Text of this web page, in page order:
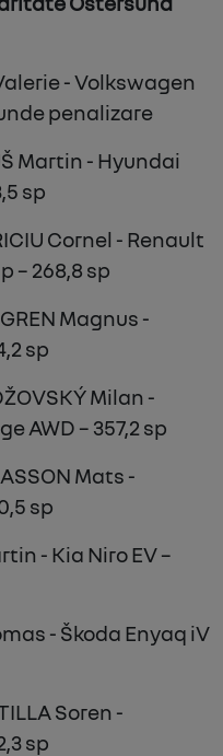
- Volkswagen
penalizare
Martin - Hyundai
sp
Cornel - Renault
– 268,8 sp
Magnus -
sp
Milan -
AWD – 357,2 sp
Mats -
sp
- Kia Niro EV –
- Škoda Enyaq iV
Soren -
sp